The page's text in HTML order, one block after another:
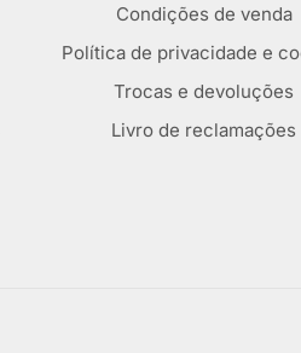
Condições de venda
Política de privacidade e
Trocas e devoluções
Livro de reclamações